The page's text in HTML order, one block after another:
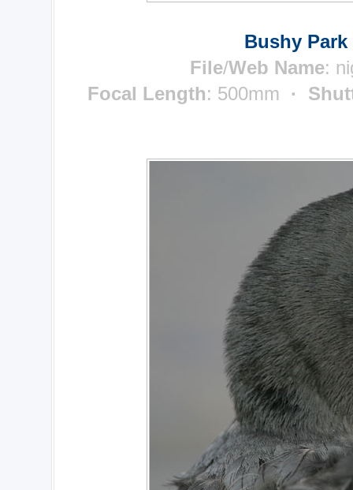
Bushy Park
File/Web Name:
Focal Length: 500mm ·